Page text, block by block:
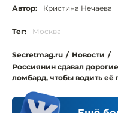
Автор: Кристина Нечаева
Тег: Москва
Secretmag.ru / Новости /
Россиянин сдавал
ломбард, чтобы водить её